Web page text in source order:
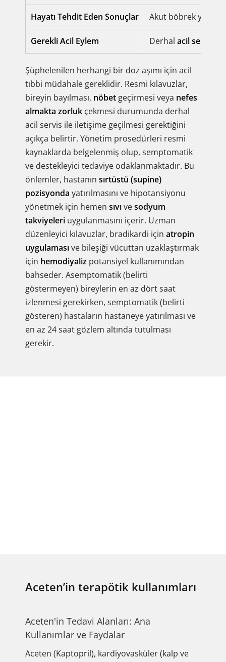
Hayatı Tehdit Eden Sonuçlar Akut böbrek
Gerekli Acil Eylem Derhal acil servis
Şüphelenilen herhangi bir doz aşımı için acil
tıbbi müdahale gereklidir. Resmi kılavuzlar,
bireyin bayılması, nöbet geçirmesi veya nefes
almakta zorluk çekmesi durumunda derhal
acil servis ile iletişime geçilmesi gerektiğini
açıkça belirtir. Yönetim prosedürleri resmi
kaynaklarda belgelenmiş olup, semptomatik
ve destekleyici tedaviye odaklanmaktadır. Bu
önlemler, hastanın sırtüstü (supine)
pozisyonda yatırılmasını ve hipotansiyonu
yönetmek için hemen sıvıvesodyum
takviyeleri uygulanmasını içerir. Uzman
düzenleyici kılavuzlar, bradikardi için atropin
uygulamasıve bileşiği vücuttan uzaklaştırmak
için hemodiyaliz potansiyel kullanımından
bahseder. Asemptomatik (belirti
göstermeyen) bireylerin en az dört saat
izlenmesi gerekirken, semptomatik (belirti
gösteren) hastaların hastaneye yatırılması ve
en az 24 saat gözlem altında tutulması
gerekir.
Aceten’in terapötik kullanımları
Aceten'in Tedavi Alanları: Ana
Kullanımlar ve Faydalar
Aceten (Kaptopril), kardiyovasküler (kalp ve